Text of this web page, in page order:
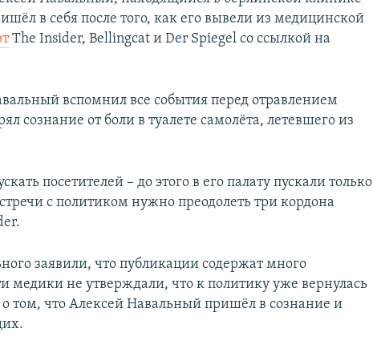
в себя после того, как его вывели из медицинской
The Insider, Bellingcat и Der Spiegel со ссылкой на
вспомнил все события перед отравлением
сознание от боли в туалете самолёта, летевшего из
посетителей – до этого в его палату пускали только
с политиком нужно преодолеть три кордона
заявили, что публикации содержат много
медики не утверждали, что к политику уже вернулась
том, что Алексей Навальный пришёл в сознание и